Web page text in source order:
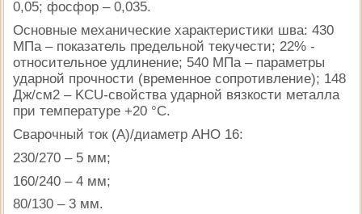
0,05; фосфор – 0,035.
Основные механические характеристики шва: 430
МПа – показатель предельной текучести; 22% -
относительное удлинение; 540 МПа – параметры
ударной прочности (временное сопротивление); 148
Дж/см2 – KCU-свойства ударной вязкости металла
при температуре +20 °C.
Сварочный ток (А)/диаметр АНО 16:
230/270 – 5 мм;
160/240 – 4 мм;
80/130 – 3 мм.